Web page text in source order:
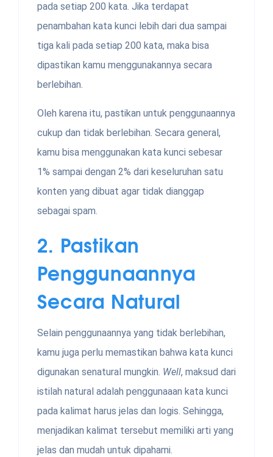
pada setiap 200 kata. Jika terdapat
penambahan kata kunci lebih dari dua sampai
tiga kali pada setiap 200 kata, maka bisa
dipastikan kamu menggunakannya secara
berlebihan.
Oleh karena itu, pastikan untuk penggunaannya
cukup dan tidak berlebihan. Secara general,
kamu bisa menggunakan kata kunci sebesar
1% sampai dengan 2% dari keseluruhan satu
konten yang dibuat agar tidak dianggap
sebagai spam.
2. Pastikan
Penggunaannya
Secara Natural
Selain penggunaannya yang tidak berlebihan,
kamu juga perlu memastikan bahwa kata kunci
digunakan senatural mungkin. Well, maksud dari
istilah natural adalah penggunaaan kata kunci
pada kalimat harus jelas dan logis. Sehingga,
menjadikan kalimat tersebut memiliki arti yang
jelas dan mudah untuk dipahami.